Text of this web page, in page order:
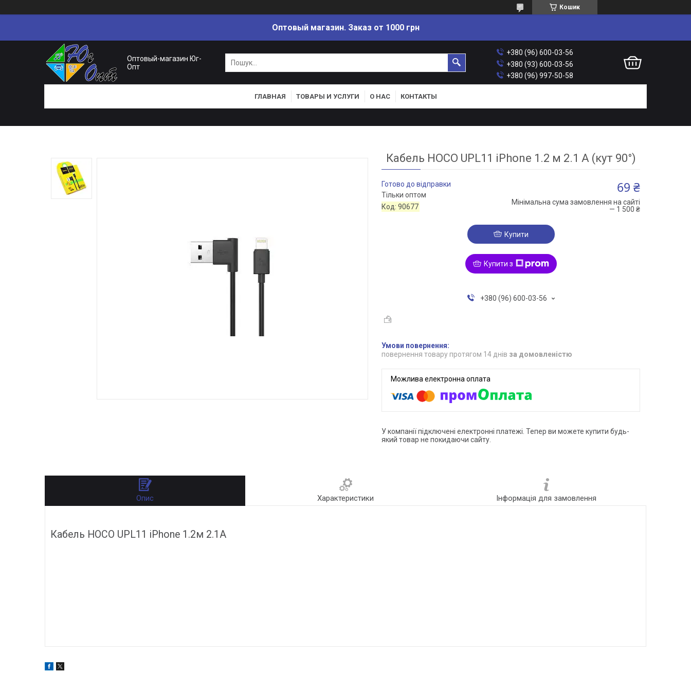
Кошик
Оптовый магазин. Заказ от 1000 грн
Оптовый-магазин Юг-
Опт
+380 (96) 600-03-56
+380 (93) 600-03-56
+380 (96) 997-50-58
ГЛАВНАЯ ТОВАРЫ И УСЛУГИ О НАС КОНТАКТЫ
Кабель HOCO UPL11 iPhone 1.2 м 2.1 A (кут 90°)
Готово до відправки
Тільки оптом
Код:90677
69 ₴
Мінімальна сума замовлення на сайті
— 1 500 ₴
Купити
Купити з
+380 (96) 600-03-56
повернення товару протягом 14 днів за домовленістю
У компанії підключені електронні платежі. Тепер ви можете купити будь-
який товар не покидаючи сайту.
Опис Характеристики Інформація для замовлення
Кабель HOCO UPL11 iPhone 1.2м 2.1A